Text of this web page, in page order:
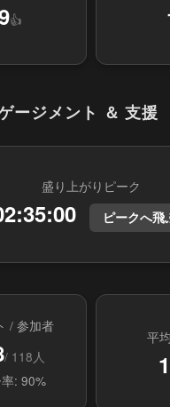
👍
ージメント ＆ 支援
盛り上がりピーク
ピークへ飛
/ 参加者
/ 118人
: 90%
平